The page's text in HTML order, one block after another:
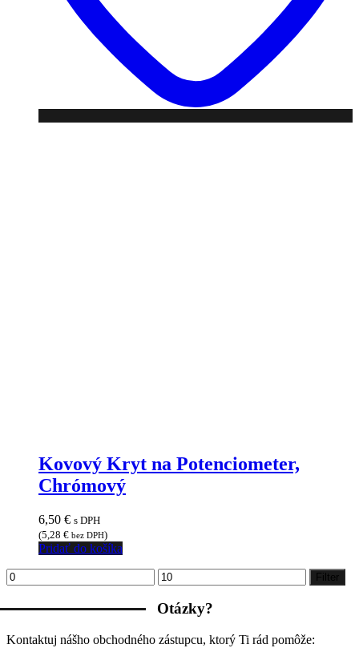
Kovový Kryt na Potenciometer,
Chrómový
6,50 € s DPH
(5,28 € bez DPH)
Pridať do košíka
Minimálna
cena
Maximálna
cena
Filter
Otázky?
Kontaktuj nášho obchodného zástupcu, ktorý Ti rád pomôže: